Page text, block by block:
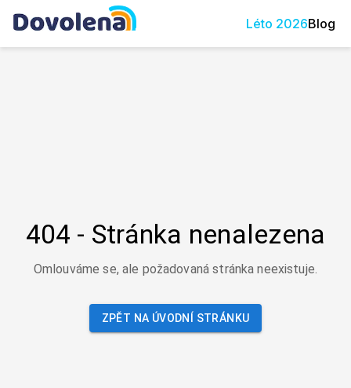
Léto 2026Blog
404 - Stránka nenalezena
Omlouváme se, ale požadovaná stránka neexistuje.
ZPĚT NA ÚVODNÍ STRÁNKU